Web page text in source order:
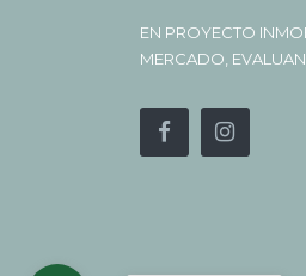
EN PROYECTO
MERCADO,